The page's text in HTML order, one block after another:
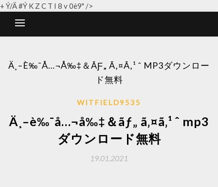
+ Ý/Ä #Ý K Z C T I 8 v 0è9" />
Ä¸–È‰¯Å…¬Å‰‡＆ÃƑ„ Ã‚¤Ã‚¹ ˆ MP3ダウンロー
ド無料
WITFIELD9535
Ä¸–è‰¯å…¬å‰‡＆ãƒ„ ã‚¤ã‚¹ ˆ mp3
ダウンロード無料
19.01.2021